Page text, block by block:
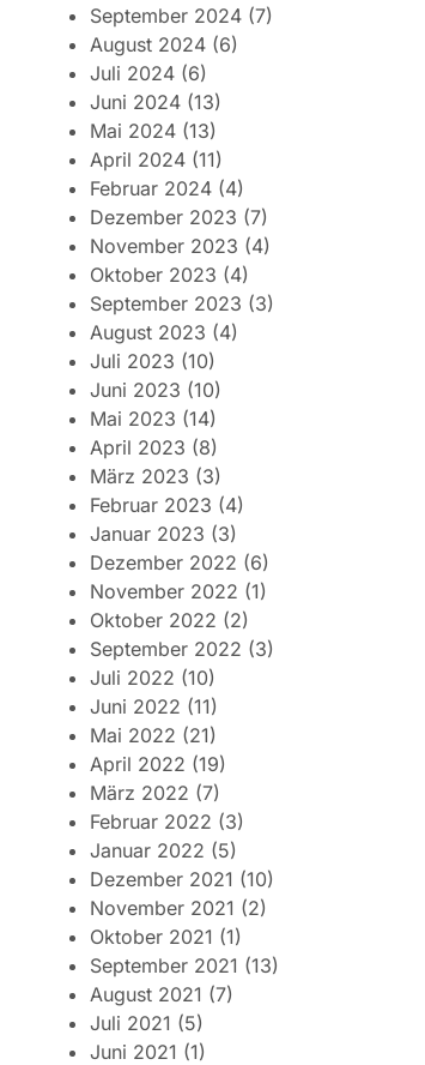
September 2024 (7)
August 2024 (6)
Juli 2024 (6)
Juni 2024 (13)
Mai 2024 (13)
April 2024 (11)
Februar 2024 (4)
Dezember 2023 (7)
November 2023 (4)
Oktober 2023 (4)
September 2023 (3)
August 2023 (4)
Juli 2023 (10)
Juni 2023 (10)
Mai 2023 (14)
April 2023 (8)
März 2023 (3)
Februar 2023 (4)
Januar 2023 (3)
Dezember 2022 (6)
November 2022 (1)
Oktober 2022 (2)
September 2022 (3)
Juli 2022 (10)
Juni 2022 (11)
Mai 2022 (21)
April 2022 (19)
März 2022 (7)
Februar 2022 (3)
Januar 2022 (5)
Dezember 2021 (10)
November 2021 (2)
Oktober 2021 (1)
September 2021 (13)
August 2021 (7)
Juli 2021 (5)
Juni 2021 (1)